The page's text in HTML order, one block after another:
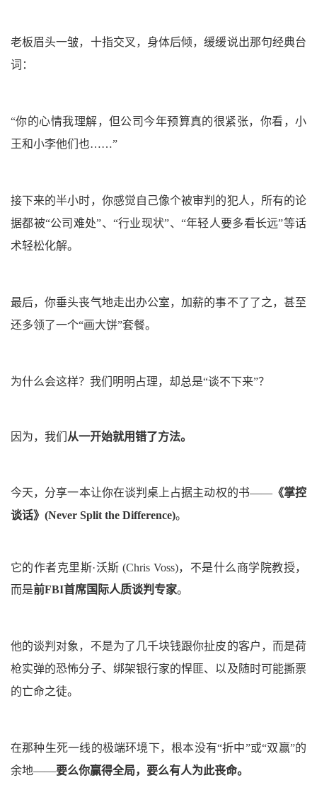
老板眉头一皱，十指交叉，身体后倾，缓缓说出那句经典台
词：
“你的心情我理解，但公司今年预算真的很紧张，你看，小
王和小李他们也……”
接下来的半小时，你感觉自己像个被审判的犯人，所有的论
据都被“公司难处”、“行业现状”、“年轻人要多看长远”等话
术轻松化解。
最后，你垂头丧气地走出办公室，加薪的事不了了之，甚至
还多领了一个“画大饼”套餐。
为什么会这样？我们明明占理，却总是“谈不下来”？
因为，我们 从一开始就用错了方法。
今天， 分享一本让你在谈判桌上 占据主动权的书——《掌控
谈话》 (Never Split the Difference)。
它的作者克里斯·沃斯(Chris Voss)，不是什么商学院教授，
而是前FBI首席国际人质谈判专家。
他的谈判对象，不是为了几千块钱跟你扯皮的客户，而是荷
枪实弹的恐怖分子、绑架银行家的悍匪、以及随时可能撕票
的亡命之徒。
在那种生死一线的极端环境下，根本没有“折中”或“双赢”的
余地——要么你赢得全局，要么有人为此丧命。